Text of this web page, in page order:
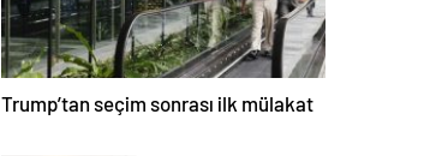
Trump’tan seçim sonrası ilk mülakat